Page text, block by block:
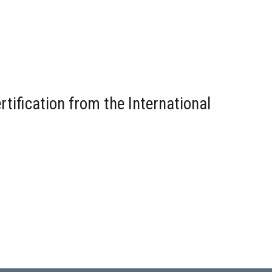
from the International